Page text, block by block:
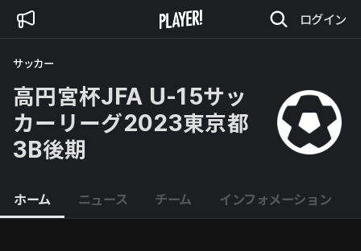
ログイン
サッカー
高円宮杯JFA U-15サッ
カーリーグ2023東京都
3B後期
ホーム ニュース チーム インフォメーション